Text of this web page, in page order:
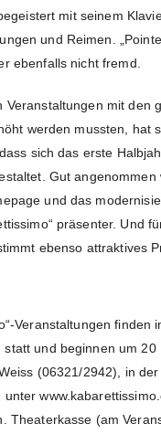
mit seinem
und Reimen.
ebenfalls nicht fremd.
Veranstaltungen mit den
werden mussten, hat
sich das erste
Gut
und das
präsenter. Und
ebenso attraktives
Veranstaltungen finden
und beginnen um
(06321/2942), in
Theaterkasse (am